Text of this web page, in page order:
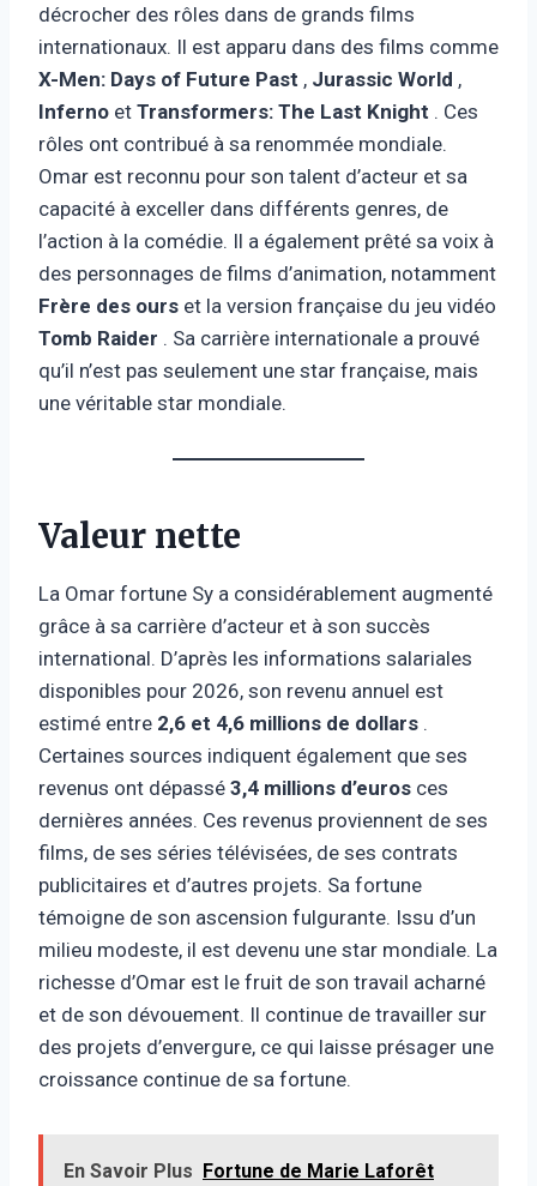
décrocher des rôles dans de grands films
internationaux. Il est apparu dans des films comme
X-Men: Days of Future Past , Jurassic World ,
Inferno et Transformers: The Last Knight . Ces
rôles ont contribué à sa renommée mondiale.
Omar est reconnu pour son talent d’acteur et sa
capacité à exceller dans différents genres, de
l’action à la comédie. Il a également prêté sa voix à
des personnages de films d’animation, notamment
Frère des ours et la version française du jeu vidéo
Tomb Raider . Sa carrière internationale a prouvé
qu’il n’est pas seulement une star française, mais
une véritable star mondiale.
Valeur nette
La Omar fortune Sy a considérablement augmenté
grâce à sa carrière d’acteur et à son succès
international. D’après les informations salariales
disponibles pour 2026, son revenu annuel est
estimé entre 2,6 et 4,6 millions de dollars .
Certaines sources indiquent également que ses
revenus ont dépassé 3,4 millions d’euros ces
dernières années. Ces revenus proviennent de ses
films, de ses séries télévisées, de ses contrats
publicitaires et d’autres projets. Sa fortune
témoigne de son ascension fulgurante. Issu d’un
milieu modeste, il est devenu une star mondiale. La
richesse d’Omar est le fruit de son travail acharné
et de son dévouement. Il continue de travailler sur
des projets d’envergure, ce qui laisse présager une
croissance continue de sa fortune.
En Savoir Plus Fortune de Marie Laforêt